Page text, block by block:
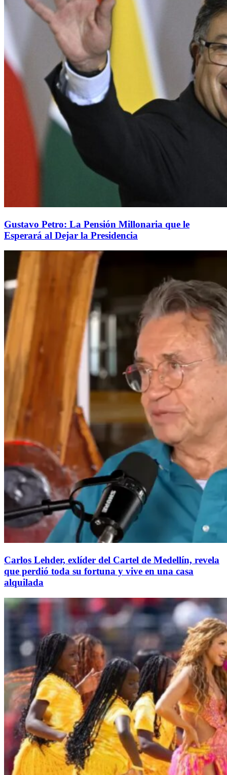
Gustavo Petro: La Pensión Millonaria que le
Esperará al Dejar la Presidencia
Carlos Lehder, exlíder del Cartel de Medellín, revela
que perdió toda su fortuna y vive en una casa
alquilada